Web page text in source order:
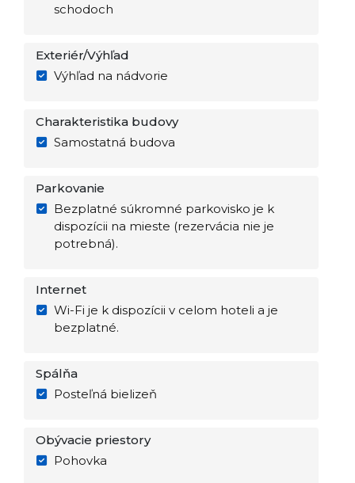
schodoch
Exteriér/Výhľad
Výhľad na nádvorie
Charakteristika budovy
Samostatná budova
Parkovanie
Bezplatné súkromné parkovisko je k
dispozícii na mieste (rezervácia nie je
potrebná).
Internet
Wi-Fi je k dispozícii v celom hoteli a je
bezplatné.
Spálňa
Posteľná bielizeň
Obývacie priestory
Pohovka